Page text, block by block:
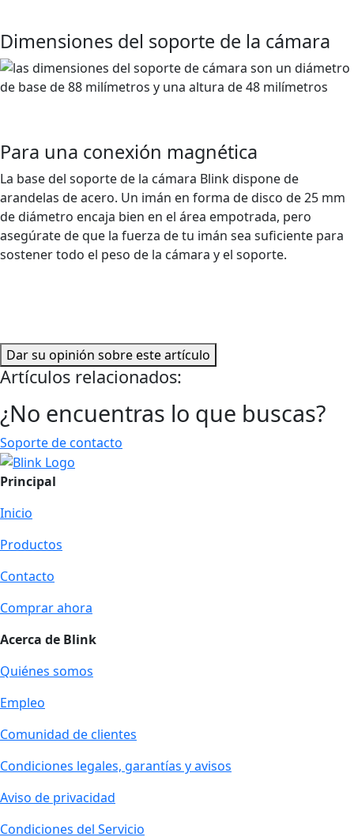
Dimensiones del soporte de la cámara
Para una conexión magnética
La base del soporte de la cámara Blink dispone de
arandelas de acero. Un imán en forma de disco de 25 mm
de diámetro encaja bien en el área empotrada, pero
asegúrate de que la fuerza de tu imán sea suficiente para
sostener todo el peso de la cámara y el soporte.
Dar su opinión sobre este artículo
Artículos relacionados:
¿No encuentras lo que buscas?
Soporte de contacto
Principal
Inicio
Productos
Contacto
Comprar ahora
Acerca de Blink
Quiénes somos
Empleo
Comunidad de clientes
Condiciones legales, garantías y avisos
Aviso de privacidad
Condiciones del Servicio